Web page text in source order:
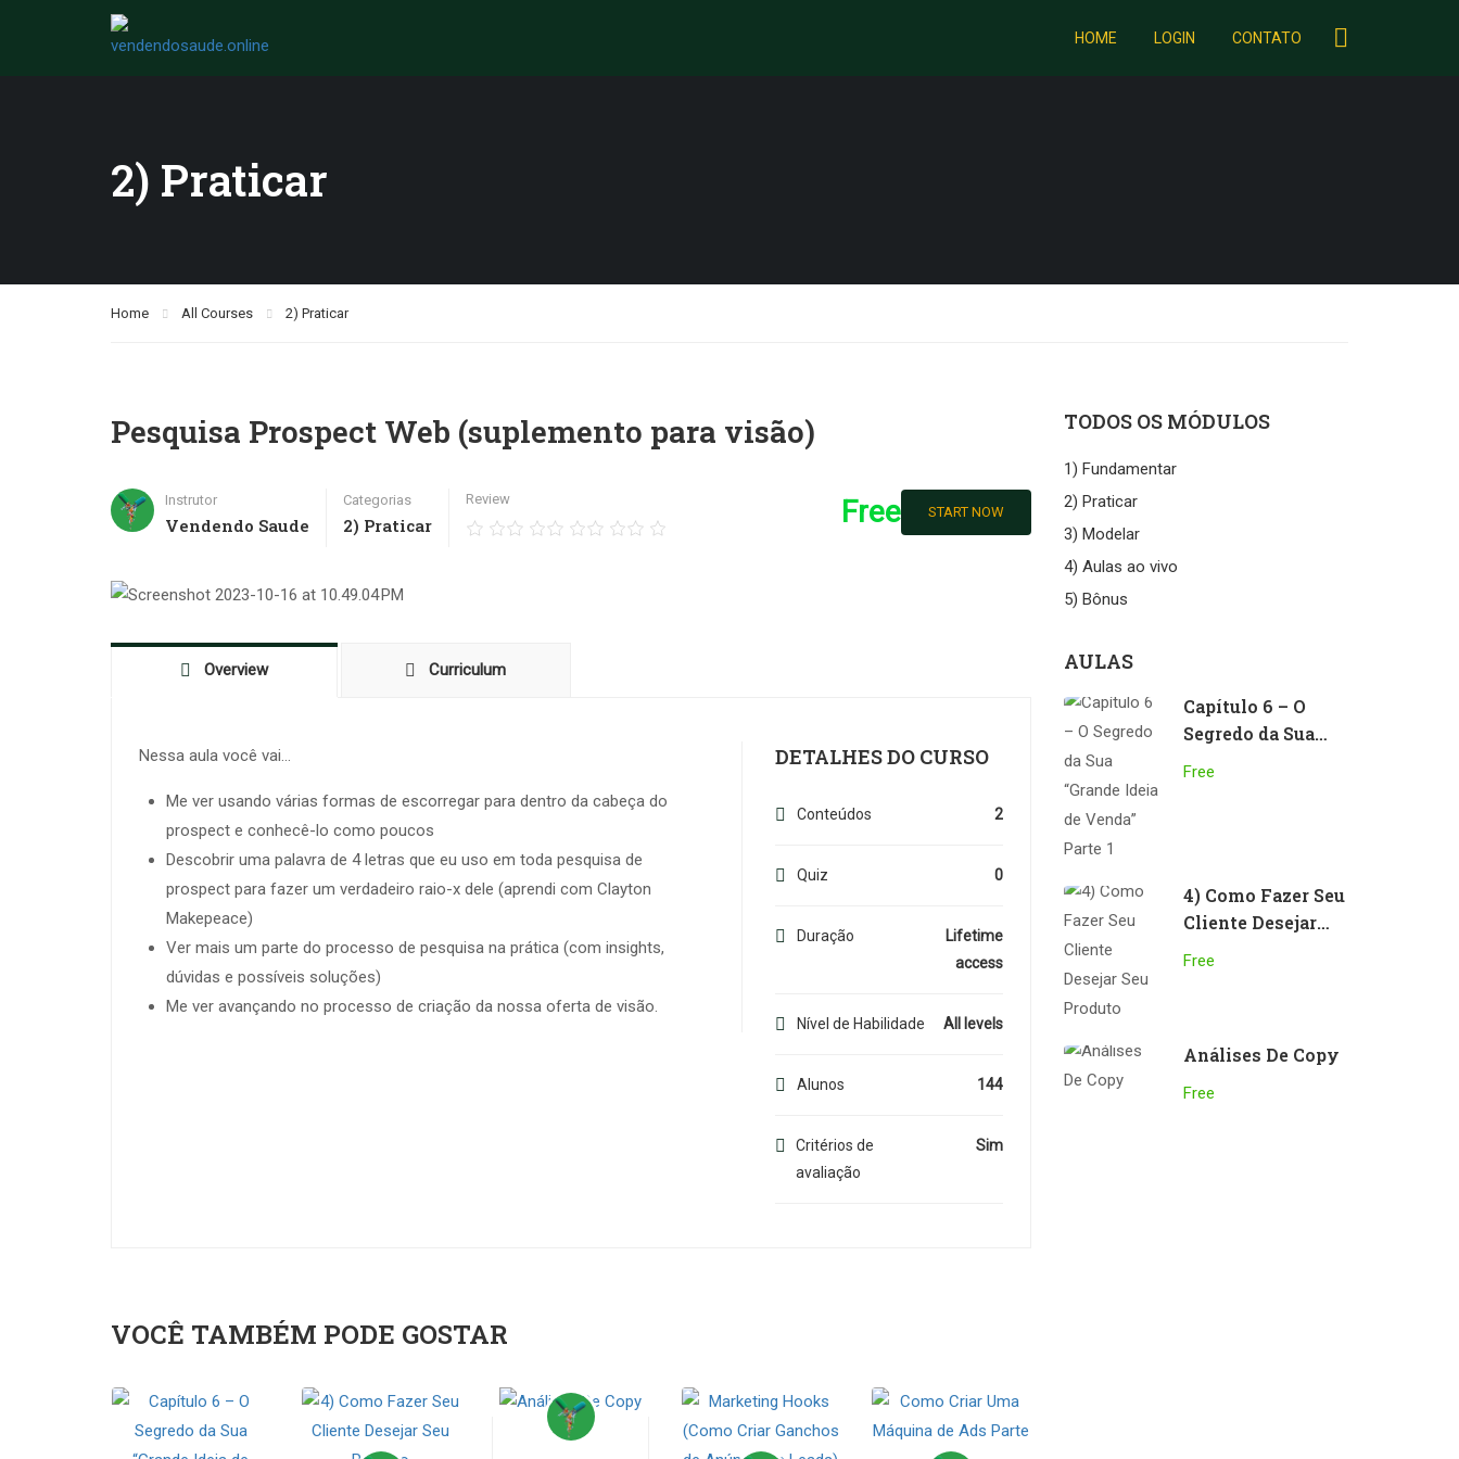
HOME LOGIN CONTATO
2) Praticar
Home All Courses 2) Praticar
Pesquisa Prospect Web (suplemento para visão)
Instrutor
Vendendo Saude
Categorias
2) Praticar
Review Free START NOW
Overview Curriculum
Nessa aula você vai…
Me ver usando várias formas de escorregar para dentro da cabeça do
prospect e conhecê-lo como poucos
Descobrir uma palavra de 4 letras que eu uso em toda pesquisa de
prospect para fazer um verdadeiro raio-x dele (aprendi com Clayton
Makepeace)
Ver mais um parte do processo de pesquisa na prática (com insights,
dúvidas e possíveis soluções)
Me ver avançando no processo de criação da nossa oferta de visão.
DETALHES DO CURSO
Conteúdos 2
Quiz 0
Duração
Lifetime
access
Nível de Habilidade All levels
Alunos 144
Critérios de
avaliação
Sim
VOCÊ TAMBÉM PODE GOSTAR
TODOS OS MÓDULOS
1) Fundamentar
2) Praticar
3) Modelar
4) Aulas ao vivo
5) Bônus
AULAS
Capítulo 6 – O
Segredo da Sua
“Grande Ideia de
Free
4) Como Fazer Seu
Cliente Desejar
Seu Produto
Free
Análises De Copy
Free